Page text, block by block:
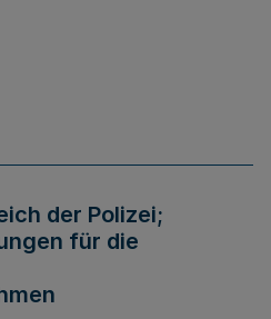
der Polizei;
für die